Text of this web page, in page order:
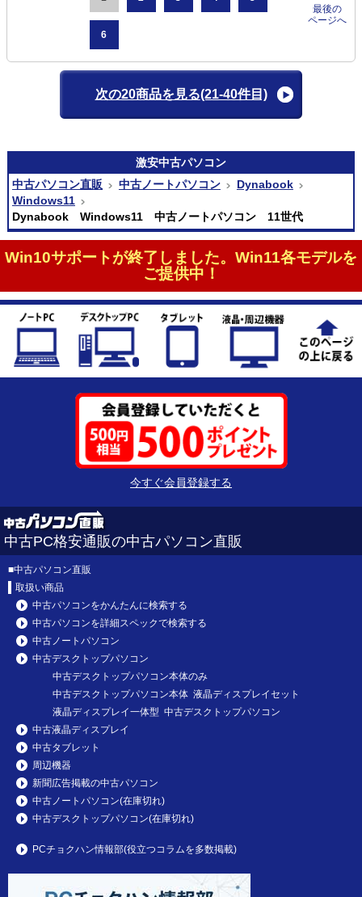
6
最後の
ページへ
次の20商品を見る(21-40件目)
激安中古パソコン
中古パソコン直販
中古ノートパソコン
Dynabook
Windows11
Dynabook Windows11 中古ノートパソコン 11世代
Win10サポートが終了しました。Win11各モデルを
ご提供中！
今すぐ会員登録する
中古PC格安通販の中古パソコン直販
■中古パソコン直販
取扱い商品
中古パソコンをかんたんに検索する
中古パソコンを詳細スペックで検索する
中古ノートパソコン
中古デスクトップパソコン
中古デスクトップパソコン本体のみ
中古デスクトップパソコン本体 液晶ディスプレイセット
液晶ディスプレイ一体型 中古デスクトップパソコン
中古液晶ディスプレイ
中古タブレット
周辺機器
新聞広告掲載の中古パソコン
中古ノートパソコン(在庫切れ)
中古デスクトップパソコン(在庫切れ)
PCチョクハン情報部(役立つコラムを多数掲載)